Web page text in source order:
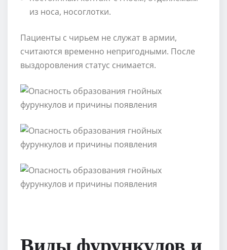
из носа, носоглотки.
Пациенты с чирьем не служат в армии,
считаются временно непригодными. После
выздоровления статус снимается.
Виды фурункулов и